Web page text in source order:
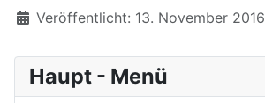
Haupt - Menü
Veröffentlicht: 13. November 2016